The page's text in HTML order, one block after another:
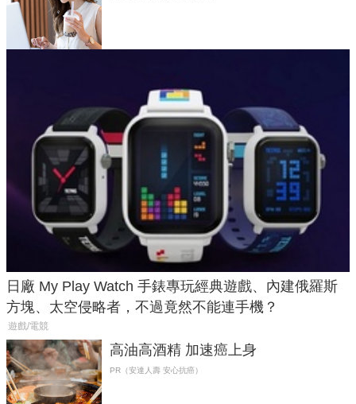
日廠 My Play Watch 手錶專玩經典遊戲、內建俄羅斯
方塊、太空侵略者，不過竟然不能連手機？
遊戲/電競
高油高酒精 加速癌上身
PR（安達人壽 安心抗癌）